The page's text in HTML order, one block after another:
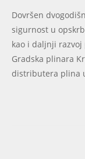
Dovršen
sigurnost u
kao i daljnji razvoj
Gradska plinara
distributera plina